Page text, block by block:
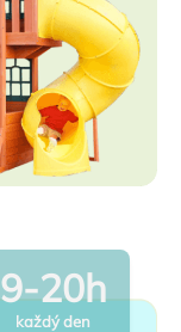
9-20h
každý den